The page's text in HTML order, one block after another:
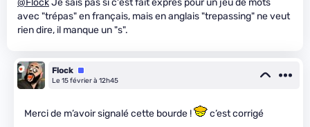
avec "trépas" en français, mais en anglais "trepassing" ne veut
rien dire, il manque un "s".
Flock Équipe
Le 15 février à 12h45
Merci de m’avoir signalé cette bourde ! c’est corrigé